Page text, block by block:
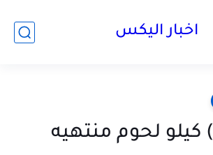
اخبار اليكس
ضبط ( ٣٦) كيلو لحوم منتهيه